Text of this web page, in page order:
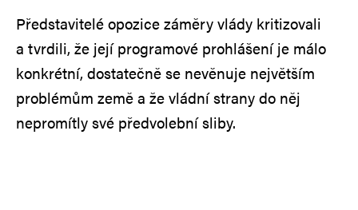
Představitelé opozice záměry vlády kritizovali
a tvrdili, že její programové prohlášení je málo
konkrétní, dostatečně se nevěnuje největším
problémům země a že vládní strany do něj
nepromítly své předvolební sliby.